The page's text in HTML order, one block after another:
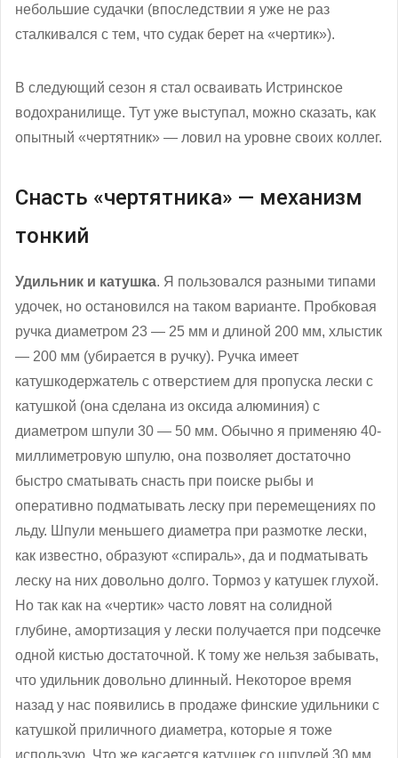
небольшие судачки (впоследствии я уже не раз
сталкивался с тем, что судак берет на «чертик»).
В следующий сезон я стал осваивать Истринское
водохранилище. Тут уже выступал, можно сказать, как
опытный «чертятник» — ловил на уровне своих коллег.
Снасть «чертятника» — механизм
тонкий
Удильник и катушка. Я пользовался разными типами
удочек, но остановился на таком варианте. Пробковая
ручка диаметром 23 — 25 мм и длиной 200 мм, хлыстик
— 200 мм (убирается в ручку). Ручка имеет
катушкодержатель с отверстием для пропуска лески с
катушкой (она сделана из оксида алюминия) с
диаметром шпули 30 — 50 мм. Обычно я применяю 40-
миллиметровую шпулю, она позволяет достаточно
быстро сматывать снасть при поиске рыбы и
оперативно подматывать леску при перемещениях по
льду. Шпули меньшего диаметра при размотке лески,
как известно, образуют «спираль», да и подматывать
леску на них довольно долго. Тормоз у катушек глухой.
Но так как на «чертик» часто ловят на солидной
глубине, амортизация у лески получается при подсечке
одной кистью достаточной. К тому же нельзя забывать,
что удильник довольно длинный. Некоторое время
назад у нас появились в продаже финские удильники с
катушкой приличного диаметра, которые я тоже
использую. Что же касается катушек со шпулей 30 мм,